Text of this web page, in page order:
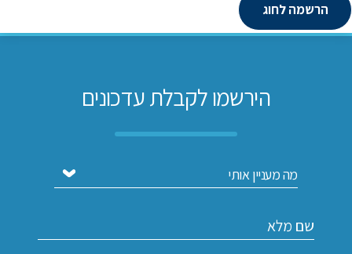
הרשמה לחוג
הירשמו לקבלת עדכונים